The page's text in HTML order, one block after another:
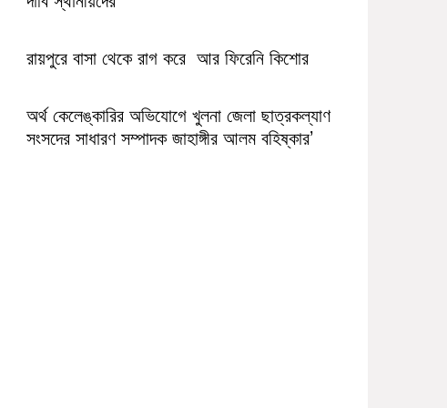
রায়পুরে বাসা থেকে রাগ করে আর ফিরেনি কিশোর
অর্থ কেলেঙ্কারির অভিযোগে খুলনা জেলা ছাত্রকল্যাণ
সংসদের সাধারণ সম্পাদক জাহাঙ্গীর আলম বহিষ্কার’